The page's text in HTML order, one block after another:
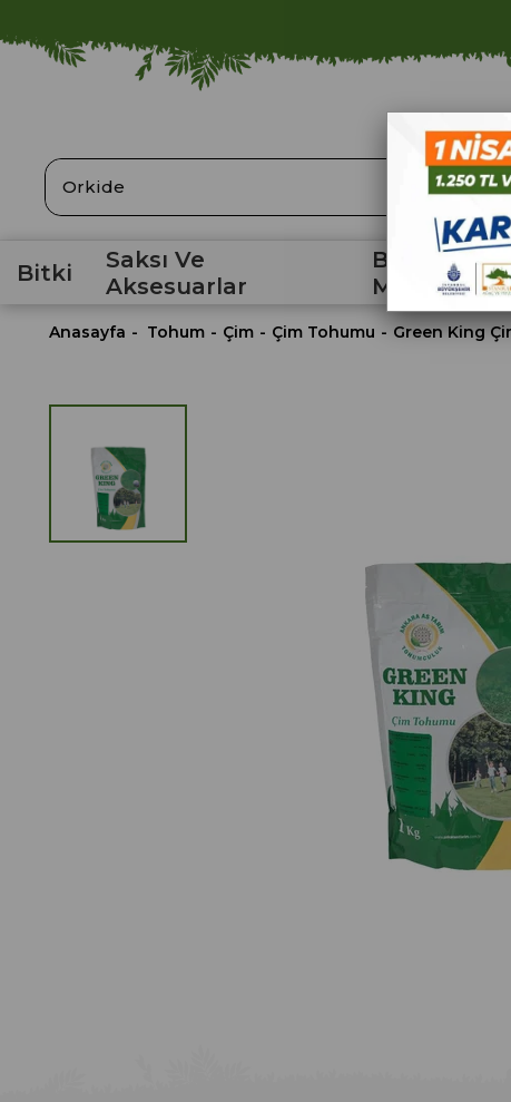
ARA
Bitki
Saksı Ve
Aksesuarlar
Bahçe
Anasayfa Tohum Çim Çim Tohumu Green King